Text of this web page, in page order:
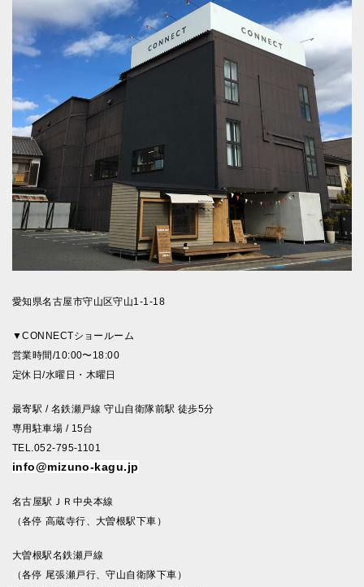
愛知県名古屋市守山区守山1-1-18
▼CONNECTショールーム
営業時間/10:00〜18:00
定休日/水曜日・木曜日
最寄駅 / 名鉄瀬戸線 守山自衛隊前駅 徒歩5分
専用駐車場 / 15台
TEL.052-795-1101
info@mizuno-kagu.jp
名古屋駅ＪＲ中央本線
（各停 高蔵寺行、大曽根駅下車）
大曽根駅名鉄瀬戸線
（各停 尾張瀬戸行、守山自衛隊下車）